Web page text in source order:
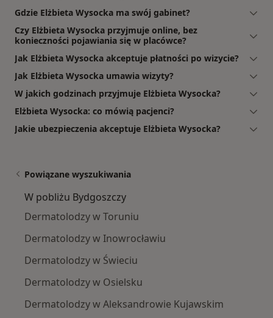
Gdzie Elżbieta Wysocka ma swój gabinet?
Czy Elżbieta Wysocka przyjmuje online, bez
konieczności pojawiania się w placówce?
Jak Elżbieta Wysocka akceptuje płatności po wizycie?
Jak Elżbieta Wysocka umawia wizyty?
W jakich godzinach przyjmuje Elżbieta Wysocka?
Elżbieta Wysocka: co mówią pacjenci?
Jakie ubezpieczenia akceptuje Elżbieta Wysocka?
Powiązane wyszukiwania
W pobliżu Bydgoszczy
Dermatolodzy w Toruniu
Dermatolodzy w Inowrocławiu
Dermatolodzy w Świeciu
Dermatolodzy w Osielsku
Dermatolodzy w Aleksandrowie Kujawskim